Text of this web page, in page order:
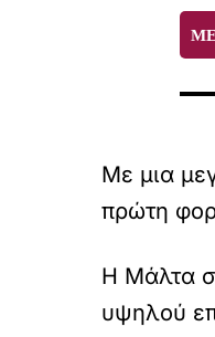
Με μια
πρώτη
Η Μάλτα
υψηλού